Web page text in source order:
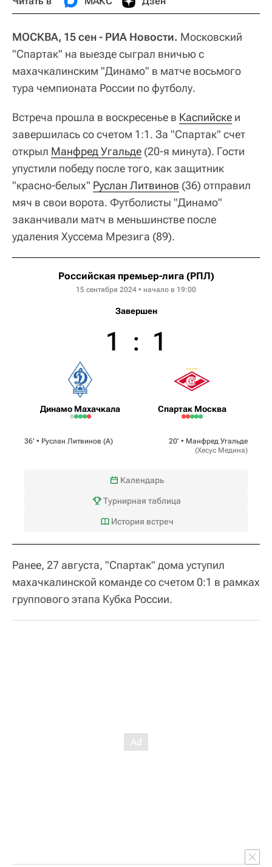
МОСКВА, 15 сен - РИА Новости. Московский
"Спартак" на выезде сыграл вничью с
махачкалинским "Динамо" в матче восьмого
тура чемпионата России по футболу.
Встреча прошла в воскресенье в Каспийске и
завершилась со счетом 1:1. За "Спартак" счет
открыл Манфред Угальде (20-я минута). Гости
упустили победу после того, как защитник
"красно-белых" Руслан Литвинов (36) отправил
мяч в свои ворота. Футболисты "Динамо"
заканчивали матч в меньшинстве после
удаления Хуссема Мрезига (89).
Российская премьер-лига (РПЛ)
15 сентября 2024 • начало в 19:00
Завершен
Динамо Махачкала
1 : 1
Спартак Москва
36‎’‎ • Руслан Литвинов (А) 20‎’‎ • Манфред Угальде
(Хесус Медина)
Календарь
Турнирная таблица
История встреч
Ранее, 27 августа, "Спартак" дома уступил
махачкалинской команде со счетом 0:1 в рамках
группового этапа Кубка России.